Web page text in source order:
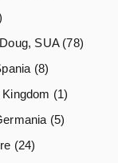
SUA(78)
(8)
(1)
(5)
(24)